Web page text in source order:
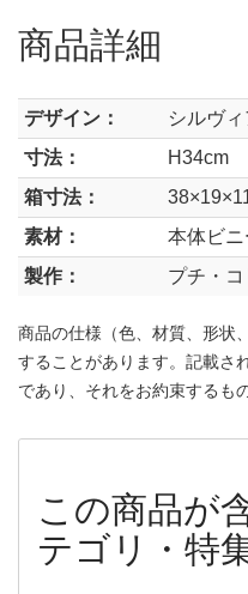
商品詳細
デザイン：
シルヴ
寸法：
H34cm
箱寸法：
素材：
本体ビ
製作：
プチ・コ
商品の仕様（色、材質、形状
することがあります。記載さ
であり、それをお約束するも
この商品が
テゴリ・特